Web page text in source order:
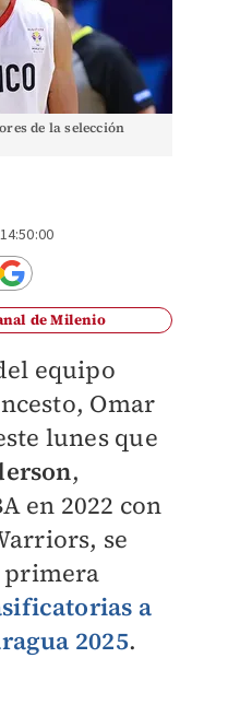
de la selección
de Milenio
equipo
Omar
lunes que
,
en 2022 con
se
primera
a
2025.